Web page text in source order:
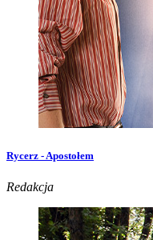
Rycerz - Apostołem
Redakcja